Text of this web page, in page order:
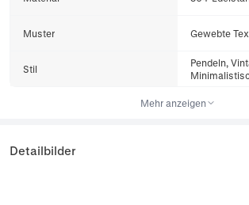
Muster Gewebte
Stil
Pendeln,
Mehr anzeigen
Detailbilder